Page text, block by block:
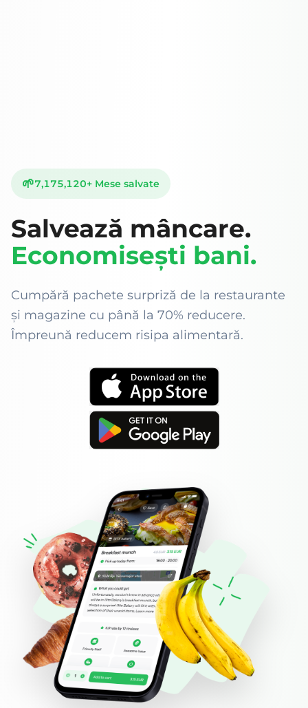
🌱7,175,121+ Mese salvate
Salvează mâncare.
Economisești bani.
Cumpără pachete surpriză de la restaurante
și magazine cu până la 70% reducere.
Împreună reducem risipa alimentară.